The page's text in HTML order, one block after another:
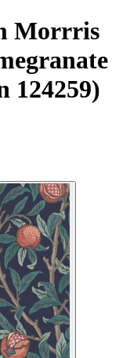
Morrris
124259)